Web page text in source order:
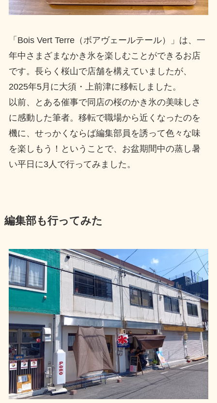
「Bois Vert Terre（ボアヴェールテール）」は、一
年中さまざまなかき氷を楽しむことができるお店
です。長らく桜山で店舗を構えていましたが、
2025年5月に大須・上前津に移転しました。
以前、とある催事で同店の桜のかき氷の美味しさ
に感動した筆者。移転で職場から近くなったのを
機に、せっかくならば編集部員を誘って色々な味
を楽しもう！ということで、お盆期間中の蒸し暑
い平日に3人で行ってみました。
編集部も行ってみた